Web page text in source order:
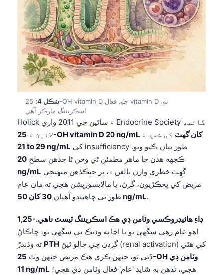
شڪل 4:
25-OH vitamin D ڇو، فعال vitamin D نه،
اسڪريننگ مارڪر آهي
Holick ۽ ساٿين جي 2011 واري Endocrine Society گائيڊ
لائين ۾
25-OH vitamin D 20 ng/mL کان گهٽ کي ڪمي ۽
21 to 29 ng/mL
ڪجهه هڏن جا ماهر مطمئن ٿي وڃن ٿا جڏهن سطح 20
ng/mL
مريض کي ڀڃڪڙيون، گرڻ، يا مالابسورپشن هجي ته مان عام
طور تي چاهيندو آهيان 30 کان 50 ng/mL.
1,25-ڊاءِ هائيڊروڪسي وٽامن ڊي هڪ اسڪريننگ ٽيسٽ ناهي.
اهو عام رهي سگهي ٿو يا اڃا به وڌيڪ ٿي سگهي ٿو، ڇاڪاڻ
PTH
ڏئي ٿو، جنهن ڪري هڪ مريض جنهن وٽ 25-OH وٽامن ڊي
11 ng/mL